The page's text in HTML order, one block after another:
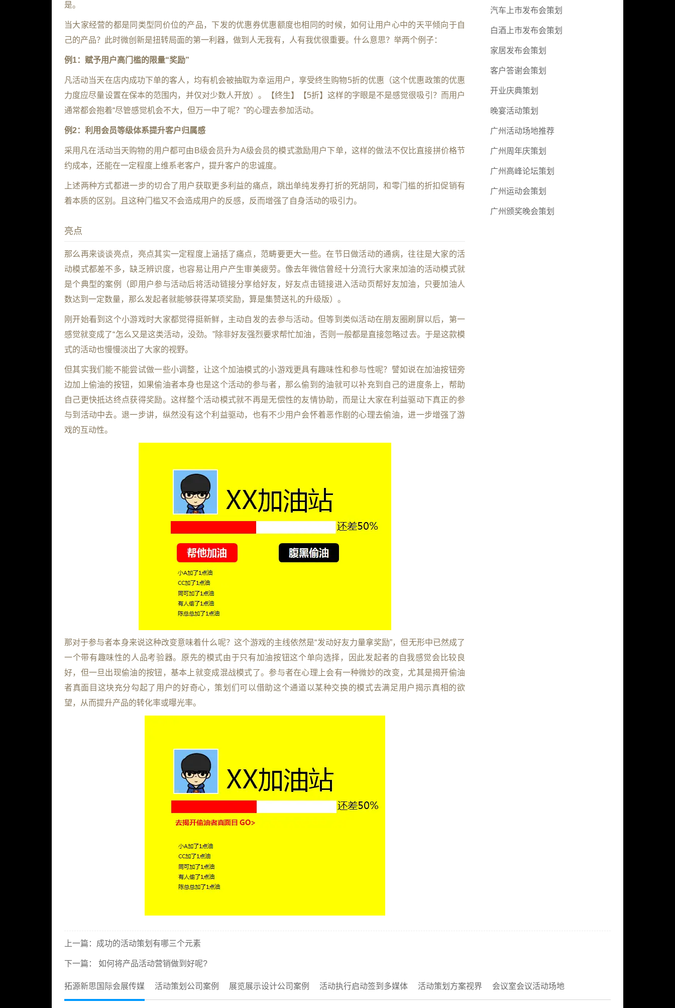
是。
当大家经营的都是同类型同价位的产品，下发的优惠券优惠额度也相同的时候，如何让用户心中的天平倾向于自
己的产品？此时微创新是扭转局面的第一利器，做到人无我有，人有我优很重要。什么意思？举两个例子：
例1：赋予用户高门槛的限量“奖励”
凡活动当天在店内成功下单的客人，均有机会被抽取为幸运用户，享受终生购物5折的优惠（这个优惠政策的优惠
力度应尽量设置在保本的范围内，并仅对少数人开放）。【终生】【5折】这样的字眼是不是感觉很吸引？而用户
通常都会抱着“尽管感觉机会不大，但万一中了呢？”的心理去参加活动。
例2：利用会员等级体系提升客户归属感
采用凡在活动当天购物的用户都可由B级会员升为A级会员的模式激励用户下单，这样的做法不仅比直接拼价格节
约成本，还能在一定程度上维系老客户，提升客户的忠诚度。
上述两种方式都进一步的切合了用户获取更多利益的痛点，跳出单纯发券打折的死胡同，和零门槛的折扣促销有
着本质的区别。且这种门槛又不会造成用户的反感，反而增强了自身活动的吸引力。
亮点
那么再来谈谈亮点，亮点其实一定程度上涵括了痛点，范畴要更大一些。在节日做活动的通病，往往是大家的活
动模式都差不多，缺乏辨识度，也容易让用户产生审美疲劳。像去年微信曾经十分流行大家来加油的活动模式就
是个典型的案例（即用户参与活动后将活动链接分享给好友，好友点击链接进入活动页帮好友加油，只要加油人
数达到一定数量，那么发起者就能够获得某项奖励，算是集赞送礼的升级版）。
刚开始看到这个小游戏时大家都觉得挺新鲜，主动自发的去参与活动。但等到类似活动在朋友圈刷屏以后，第一
感觉就变成了“怎么又是这类活动，没劲。”除非好友强烈要求帮忙加油，否则一般都是直接忽略过去。于是这款模
式的活动也慢慢淡出了大家的视野。
但其实我们能不能尝试做一些小调整，让这个加油模式的小游戏更具有趣味性和参与性呢？譬如说在加油按钮旁
边加上偷油的按钮，如果偷油者本身也是这个活动的参与者，那么偷到的油就可以补充到自己的进度条上，帮助
自己更快抵达终点获得奖励。这样整个活动模式就不再是无偿性的友情协助，而是让大家在利益驱动下真正的参
与到活动中去。退一步讲，纵然没有这个利益驱动，也有不少用户会怀着恶作剧的心理去偷油，进一步增强了游
戏的互动性。
那对于参与者本身来说这种改变意味着什么呢？这个游戏的主线依然是“发动好友力量拿奖励”，但无形中已然成了
一个带有趣味性的人品考验器。原先的模式由于只有加油按钮这个单向选择，因此发起者的自我感觉会比较良
好，但一旦出现偷油的按钮，基本上就变成混战模式了。参与者在心理上会有一种微妙的改变，尤其是揭开偷油
者真面目这块充分勾起了用户的好奇心，策划们可以借助这个通道以某种交换的模式去满足用户揭示真相的欲
望，从而提升产品的转化率或曝光率。
汽车上市发布会策划
白酒上市发布会策划
家居发布会策划
客户答谢会策划
开业庆典策划
晚宴活动策划
广州活动场地推荐
广州周年庆策划
广州高峰论坛策划
广州运动会策划
广州颁奖晚会策划
上一篇： 成功的活动策划有哪三个元素
下一篇： 如何将产品活动营销做到好呢?
拓源新思国际会展传媒 活动策划公司案例 展览展示设计公司案例 活动执行启动签到多媒体 活动策划方案视界 会议室会议活动场地